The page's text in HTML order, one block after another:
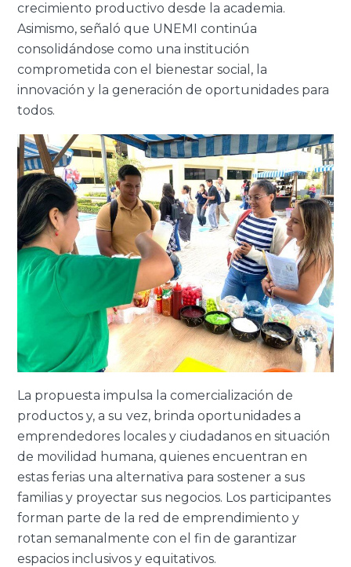
crecimiento productivo desde la academia.
Asimismo, señaló que UNEMI continúa
consolidándose como una institución
comprometida con el bienestar social, la
innovación y la generación de oportunidades para
todos.
La propuesta impulsa la comercialización de
productos y, a su vez, brinda oportunidades a
emprendedores locales y ciudadanos en situación
de movilidad humana, quienes encuentran en
estas ferias una alternativa para sostener a sus
familias y proyectar sus negocios. Los participantes
forman parte de la red de emprendimiento y
rotan semanalmente con el fin de garantizar
espacios inclusivos y equitativos.